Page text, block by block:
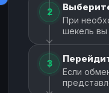
2
При
шекель вы
3
Если